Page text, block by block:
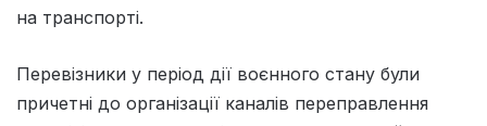
на транспорті.
Перевізники у період дії воєнного стану були
причетні до організації каналів переправлення